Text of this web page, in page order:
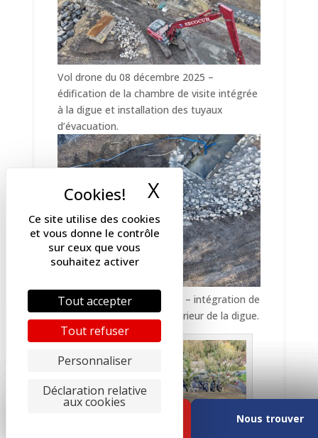
Ce site utilise des cookies
et vous donne le contrôle
sur ceux que vous
souhaitez activer
Tout accepter
Tout refuser
Personnaliser
Déclaration relative
aux cookies
X Masquer le
Nous trouver
Nous trouver
Vol drone du 08 décembre 2025 –
édification de la chambre de visite intégrée
à la digue et installation des tuyaux
d’évacuation.
Vol drone du 9 février 2026 – intégration de
la chambre de visite à l’intérieur de la digue.
Nous trouver
Nous trouver